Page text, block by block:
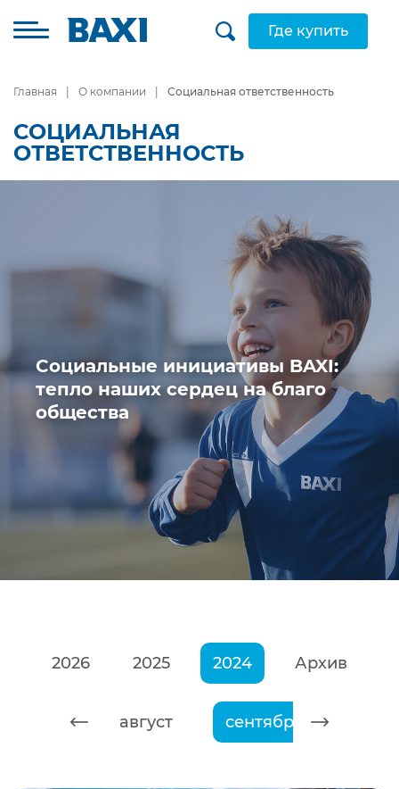
Где купить
Главная О компании Социальная ответственность
СОЦИАЛЬНАЯ
ОТВЕТСТВЕННОСТЬ
Социальные инициативы BAXI:
тепло наших сердец на благо
общества
2026 2025 2024 Архив
август сентябрь